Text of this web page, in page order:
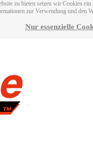
zu bieten setzen wir Cookies
zur Verwendung und den
Nur essenzielle